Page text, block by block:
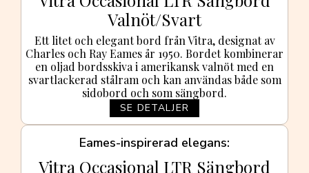
Valnöt/Svart
Ett litet och elegant bord från Vitra, designat av
Charles och Ray Eames år 1950. Bordet kombinerar
en oljad bordsskiva i amerikansk valnöt med en
svartlackerad stålram och kan användas både som
sidobord och som sängbord.
SE DETALJER
Eames-inspirerad elegans
Vitra Occasional LTR Sängbord